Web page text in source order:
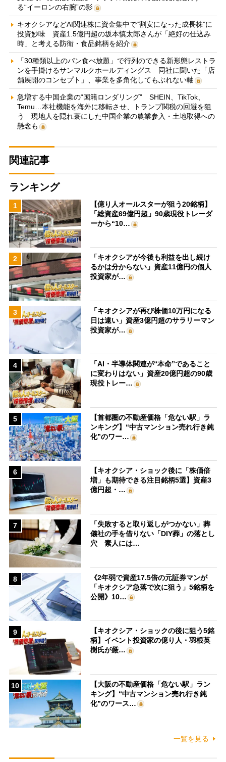
る“イーロンの右腕”の影
キオクシアなどAI関連株に資金集中で“割安になった成長株”に
投資妙味 資産1.5億円超の坂本慎太郎さんが「絶好の仕込み
時」と考える防衛・食品銘柄を紹介
「30種類以上のパン食べ放題」で行列のできる新形態レストラ
ンを手掛けるサンマルクホールディングス 同社に聞いた「店
舗展開のコンセプト」、事業を多角化してもぶれない軸
急増する中国企業の“国籍ロンダリング” SHEIN、TikTok、
Temu…本社機能を海外に移転させ、トランプ関税の回避を狙
う 現地人を隠れ蓑にした中国企業の農業参入・土地取得への
懸念も
関連記事
ランキング
1
【億り人オールスターが狙う20銘柄】
「総資産69億円超」90歳現役トレーダ
ーから“10…
2
「キオクシアが今後も利益を出し続け
るかは分からない」資産11億円の個人
投資家が…
3
「キオクシアが再び株価10万円になる
日は遠い」資産3億円超のサラリーマン
投資家が…
4
「AI・半導体関連が“本命”であること
に変わりはない」資産20億円超の90歳
現役トレー…
5
【首都圏の不動産価格「危ない駅」ラ
ンキング】“中古マンション売れ行き鈍
化”のワー…
6
【キオクシア・ショック後に「株価倍
増」も期待できる注目銘柄5選】資産3
億円超・…
7
「失敗すると取り返しがつかない」葬
儀社の手を借りない「DIY葬」の落とし
穴 素人には…
8
《2年弱で資産17.5倍の元証券マンが
「キオクシア急落で次に狙う」5銘柄を
公開》10…
9
【キオクシア・ショックの後に狙う5銘
柄】イベント投資家の億り人・羽根英
樹氏が厳…
10
【大阪の不動産価格「危ない駅」ラン
キング】“中古マンション売れ行き鈍
化”のワース…
一覧を見る